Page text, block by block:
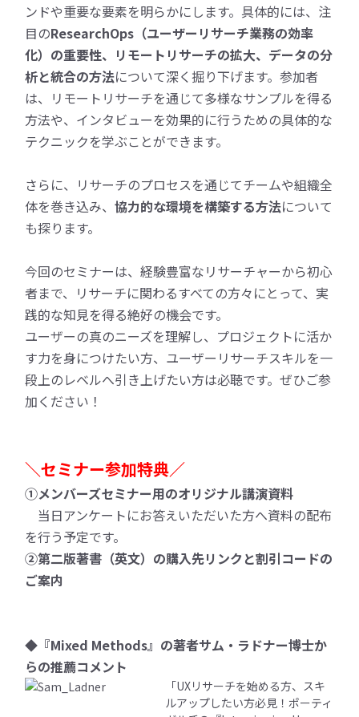
ンドや重要な要素を明らかにします。 具体的には、注
目のResearchOps（ユーザーリサーチ業務の効率
化）の重要性、リモートリサーチの拡大、データの分
析と統合の方法について深く掘り下げます。参加者
は、リモートリサーチを通じて多様なサンプルを得る
方法や、インタビューを効果的に行うための具体的な
テクニックを学ぶことができます。
さらに、リサーチのプロセスを通じてチームや組織全
体を巻き込み、協力的な環境を構築する方法について
も探ります。
今回のセミナーは、経験豊富なリサーチャーから初心
者まで、 リサーチに関わるすべての方々にとって、実
践的な知見を得る絶好の機会です。
ユーザーの真のニーズを理解し、プロジェクトに活か
す力を身につけたい方、ユーザーリサーチスキルを一
段上のレベルへ引き上げたい方は必聴です。ぜひご参
加ください！
＼セミナー参加特典／
①メンバーズセミナー用のオリジナル講演資料
当日アンケートにお答えいただいた方へ資料の配布
を行う予定です。
②第二版著書（英文）の購入先リンクと割引コードの
ご案内
◆『Mixed Methods』の著者サム・ラドナー博士か
らの推薦コメント
「UXリサーチを始める方、スキ
ルアップしたい方必見！ポーティ